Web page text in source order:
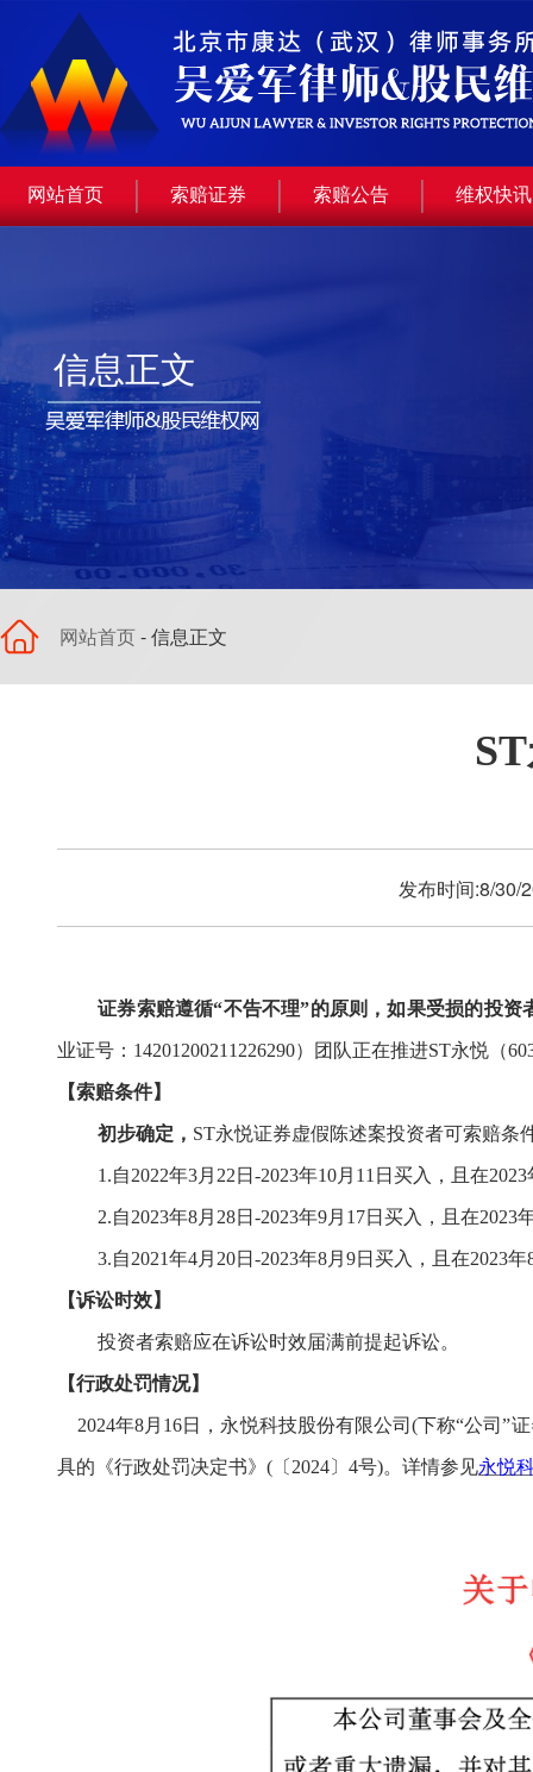
网站首页 索赔证券 索赔公告 维权快讯
信息正文
网站首页- 信息正文
发布时间:8/
证券索赔遵循“不告不理”的原则，如果受损的投
业证号 ： 14201200211226290） 团队正在推进ST永悦 （
【索赔条件】
初步确定， ST永悦证券虚假陈述案投资者可索赔条
1.自2022年3月22日-2023年10月11日买入，且在
2.自2023年8月28日-2023年9月17日买入，且在
3.自2021年4月20日-2023年8月9日买入，且在2023
【诉讼时效】
投资者索赔应在诉讼时效届满前提起诉讼。
【行政处罚情况】
2024年8月 16日，永悦科技股份有限公司(下称“公司”
具的《行政处罚决定书》(〔2024〕4号)。详情参见永悦